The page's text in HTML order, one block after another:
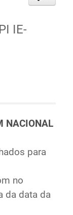
IE-
NACIONAL
para
no
da data da